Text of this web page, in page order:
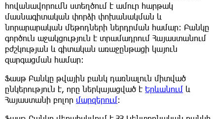
հովանավորումն ստեղծում է ամուր հարթակ
մասնագիտական փորձի փոխանակման և
նորարարական մեթոդների ներդրման համար։ Բանկը
գործուն աջակցություն է տրամադրում Հայաստանում
բժշկության և գիտական առաջընթացի կայուն
զարգացման համար։
Ֆասթ Բանկը թվային բանկ դառնալուն միտված
ընկերություն է, որը ներկայացված է Երևանում և
Հայաստանի բոլոր մարզերում: